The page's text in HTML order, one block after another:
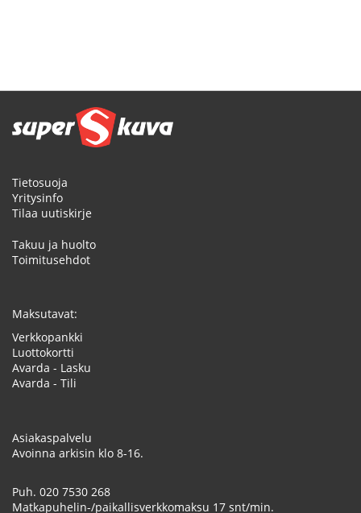
Tietosuoja
Yritysinfo
Tilaa uutiskirje
Takuu ja huolto
Toimitusehdot
Maksutavat:
Verkkopankki
Luottokortti
Avarda - Lasku
Avarda - Tili
Asiakaspalvelu
Avoinna arkisin klo 8-16.
Puh. 020 7530 268
Matkapuhelin-/paikallisverkkomaksu 17 snt/min.